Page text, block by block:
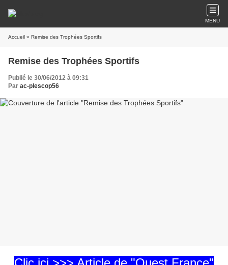
MENU
Accueil » Remise des Trophées Sportifs
Remise des Trophées Sportifs
Publié le 30/06/2012 à 09:31
Par ac-plescop56